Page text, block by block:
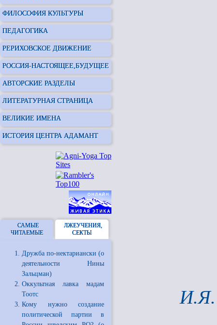
ФИЛОСОФИЯ КУЛЬТУРЫ
ПЕДАГОГИКА
РЕРИХОВСКОЕ ДВИЖЕНИЕ
РОССИЯ-НАСТОЯЩЕЕ,БУДУЩЕЕ
АВТОРСКИЕ РАЗДЕЛЫ
ЛИТЕРАТУРНАЯ СТРАНИЦА
ВЕЛИКИЕ ИМЕНА
ИСТОРИЯ ЦЕНТРА АДАМАНТ
САМЫЕ
ЧИТАЕМЫЕ
ЛЖЕУЧЕНИЯ,
СЕКТЫ
Дружба по-нектариански (о
деятельности Нины
Зальцман)
Оккультная лавка мадам
Тоотс
Кому нужно создание
политической партии в
И.Я.